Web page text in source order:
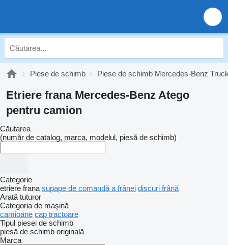
Piese de schimb Piese de schimb Mercedes-Benz
Etriere frana Mercedes-Benz Atego
pentru camion
Căutarea
(număr de catalog, marca, modelul, piesă de schimb)
Categorie
etriere frana supape de comandă a frânei discuri frână
Arată tuturor
Categoria de maşină
camioane cap tractoare
Tipul piesei de schimb
piesă de schimb originală
Marca